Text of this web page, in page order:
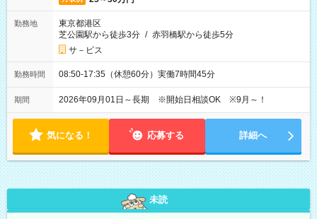
勤務地
東京都港区
芝公園駅から徒歩3分 / 赤羽橋駅から徒歩5分
サ－ビス
勤務時間 08:50-17:35（休憩60分）実働7時間45分
期間 2026年09月01日～長期 ※開始日相談OK ※9月～！
気になる！ 応募する 詳細へ
未読